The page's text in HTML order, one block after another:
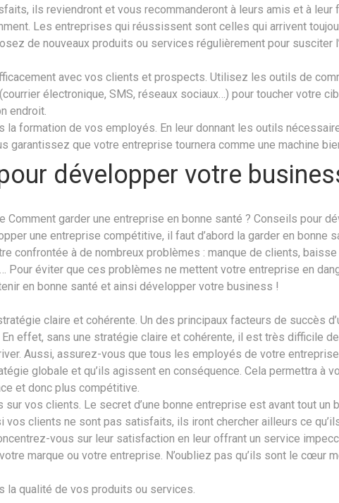
ils reviendront et vous recommanderont à leurs amis et à leur
Les entreprises qui réussissent sont celles qui arrivent
de nouveaux produits ou services régulièrement pour susciter
avec vos clients et prospects. Utilisez les outils de
électronique, SMS, réseaux sociaux…) pour toucher votre
endroit.
la formation de vos employés. En leur donnant les outils
garantissez que votre entreprise tournera comme une machine
développer votre
Comment garder une entreprise en bonne santé ? Conseils pour
une entreprise compétitive, il faut d’abord la garder en bonne
confrontée à de nombreux problèmes : manque de clients,
Pour éviter que ces problèmes ne mettent votre entreprise en
en bonne santé et ainsi développer votre business !
claire et cohérente. Un des principaux facteurs de succès
effet, sans une stratégie claire et cohérente, il est très difficile de
Aussi, assurez-vous que tous les employés de votre
globale et qu’ils agissent en conséquence. Cela permettra à
et donc plus compétitive.
sur vos clients. Le secret d’une bonne entreprise est avant tout un
vos clients ne sont pas satisfaits, ils iront chercher ailleurs ce
vous sur leur satisfaction en leur offrant un service
marque ou votre entreprise. N’oubliez pas qu’ils sont le cœur
la qualité de vos produits ou services.